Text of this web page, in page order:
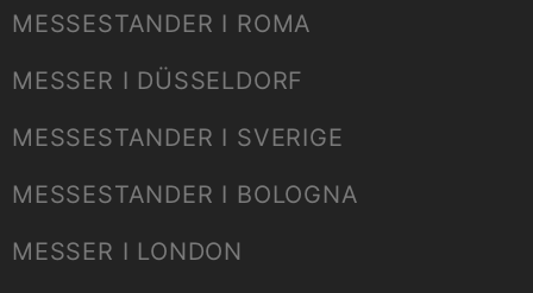
MESSESTANDER I ROMA
MESSER I DÜSSELDORF
MESSESTANDER I SVERIGE
MESSESTANDER I BOLOGNA
MESSER I LONDON